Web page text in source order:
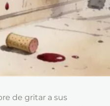
de gritar a sus